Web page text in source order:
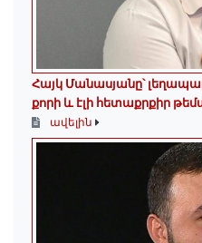
Հայկ Մանասյանը՝
քորի և էլի հետաքրքիր
ավելին